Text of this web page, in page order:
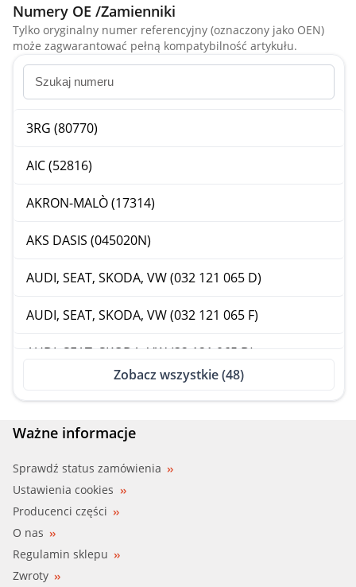
Numery OE /Zamienniki
Tylko oryginalny numer referencyjny (oznaczony jako OEN)
może zagwarantować pełną kompatybilność artykułu.
3RG (80770)
AIC (52816)
AKRON-MALÒ (17314)
AKS DASIS (045020N)
AUDI, SEAT, SKODA, VW (032 121 065 D)
AUDI, SEAT, SKODA, VW (032 121 065 F)
AUDI, SEAT, SKODA, VW (32 121 065 D)
AUTOMEGA (160042610)
BBR (002-60-10446)
BRÜCK GERM (032121065D)
BSG (BSG 90-720-057)
Zobacz wszystkie (48)
Ważne informacje
Sprawdź status zamówienia
Ustawienia cookies
Producenci części
O nas
Regulamin sklepu
Zwroty